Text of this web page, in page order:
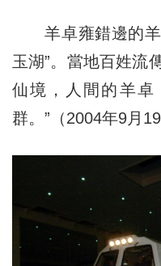
羊卓雍錯邊的羊
玉湖”。當地百姓流
仙境，人間的羊卓
群。”（2004年9月19